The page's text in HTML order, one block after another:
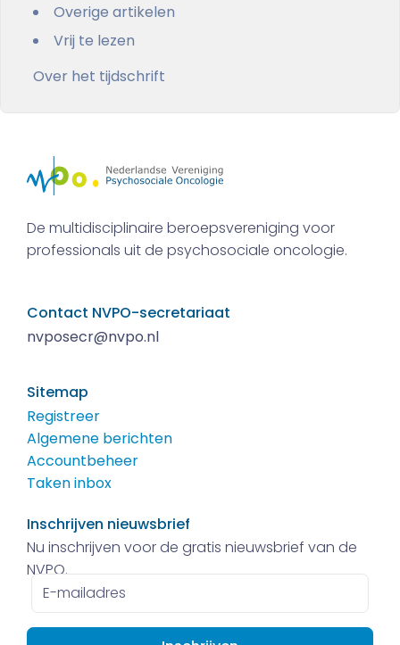
Overige artikelen
Vrij te lezen
Over het tijdschrift
De multidisciplinaire beroepsvereniging voor
professionals uit de psychosociale oncologie.
Contact NVPO-secretariaat
nvposecr@nvpo.nl
Sitemap
Registreer
Algemene berichten
Accountbeheer
Taken inbox
Inschrijven nieuwsbrief
Nu inschrijven voor de gratis nieuwsbrief van de
NVPO.
E-
mailadres